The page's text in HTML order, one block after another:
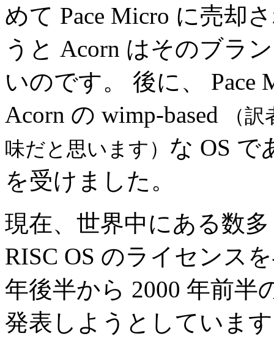
めて Pace Micro に売却
うと Acorn はそのブラ
いのです。 後に、 Pace
Acorn の wimp-based
（
味だと思います） な OS で
を受けました。
現在、世界中にある数
RISC OS のライセンス
年後半から 2000 年前
発表しようとしていま